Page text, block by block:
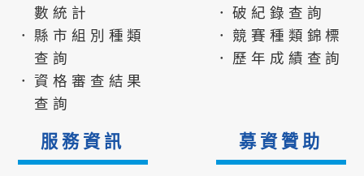
數統計
．縣市組別種類
查詢
．資格審查結果
查詢
．破紀錄查詢
．競賽種類錦標
．歷年成績查詢
服務資訊 募資贊助